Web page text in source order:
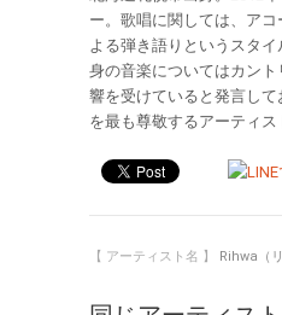
ー。歌唱に関しては、ア
よる弾き語りというスタ
身の音楽についてはカン
響を受けていると発言し
を最も尊敬するアーティス
【 アーティスト名 】 Rihwa（